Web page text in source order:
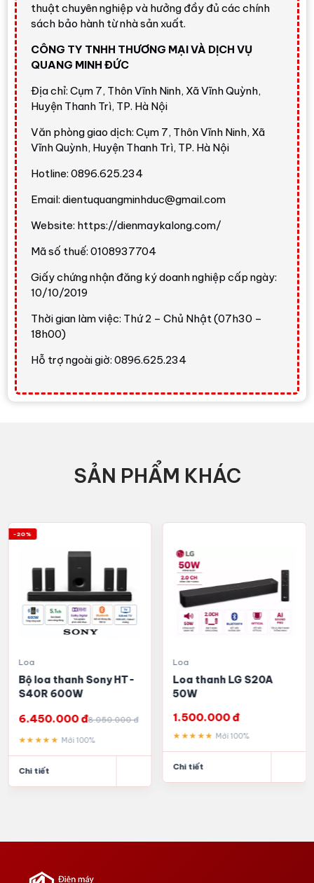
thuật chuyên nghiệp và hưởng đầy đủ các chính
sách bảo hành từ nhà sản xuất.
CÔNG TY TNHH THƯƠNG MẠI VÀ DỊCH VỤ
QUANG MINH ĐỨC
Địa chỉ: Cụm 7, Thôn Vĩnh Ninh, Xã Vĩnh Quỳnh,
Huyện Thanh Trì, TP. Hà Nội
Văn phòng giao dịch: Cụm 7, Thôn Vĩnh Ninh, Xã
Vĩnh Quỳnh, Huyện Thanh Trì, TP. Hà Nội
Hotline: 0896.625.234
Email: dientuquangminhduc@gmail.com
Website: https://dienmaykalong.com/
Mã số thuế: 0108937704
Giấy chứng nhận đăng ký doanh nghiệp cấp ngày:
10/10/2019
Thời gian làm việc: Thứ 2 – Chủ Nhật (07h30 –
18h00)
Hỗ trợ ngoài giờ: 0896.625.234
SẢN PHẨM KHÁC
-20%
Loa
Bộ loa thanh Sony HT-
S40R 600W
8.050.000 đ
6.450.000 đ
★★★★★ Mới 100%
Chi tiết
Loa
Loa thanh LG S20A
50W
1.500.000 đ
★★★★★ Mới 100%
Chi tiết